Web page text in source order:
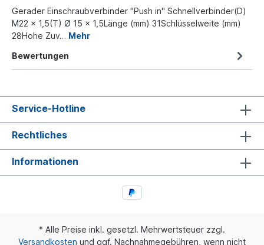
Gerader Einschraubverbinder "Push in" Schnellverbinder(D)
M22 x 1,5(T) Ø 15 x 1,5Länge (mm) 31Schlüsselweite (mm)
28Hohe Zuv… Mehr
Bewertungen
Service-Hotline
Rechtliches
Informationen
* Alle Preise inkl. gesetzl. Mehrwertsteuer zzgl.
Versandkosten und ggf. Nachnahmegebühren, wenn nicht